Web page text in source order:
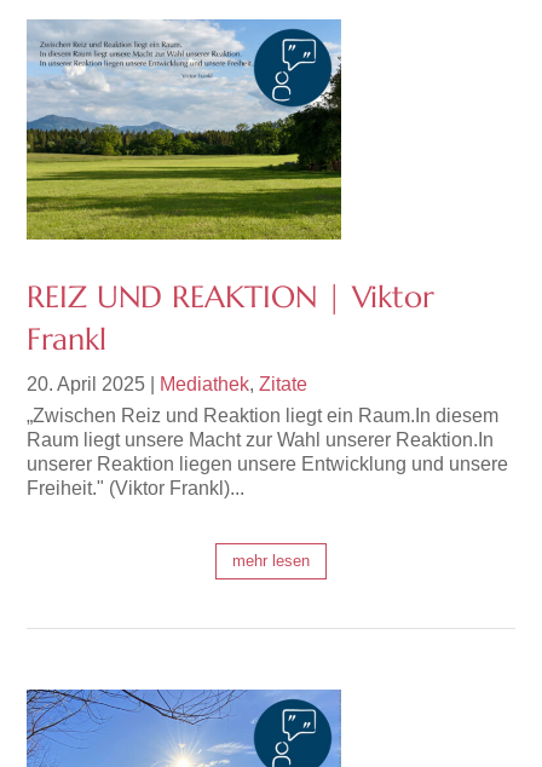
REIZ UND REAKTION | Viktor
Frankl
20. April 2025 Mediathek,Zitate
„Zwischen Reiz und Reaktion liegt ein Raum.In diesem
Raum liegt unsere Macht zur Wahl unserer Reaktion.In
unserer Reaktion liegen unsere Entwicklung und unsere
Freiheit." (Viktor Frankl)...
mehr lesen